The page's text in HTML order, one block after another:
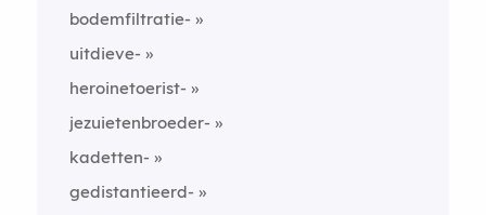
bodemfiltratie-
uitdieve-
heroinetoerist-
jezuietenbroeder-
kadetten-
gedistantieerd-